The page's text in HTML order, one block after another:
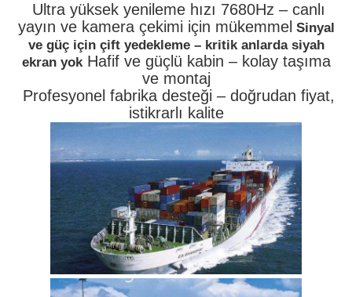
Ultra yüksek yenileme hızı 7680Hz – canlı
yayın ve kamera çekimi için mükemmel Sinyal
ve güç için çift yedekleme – kritik anlarda siyah
ekran yokHafif ve güçlü kabin – kolay taşıma
ve montaj
Profesyonel fabrika desteği – doğrudan fiyat,
istikrarlı kalite